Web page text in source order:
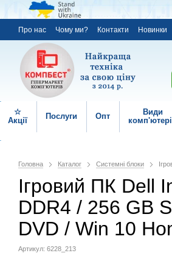
Про нас Чому ми? Контакти Новинки
☆
Акції
Послуги Опт
Види
Головна Каталог Системні блоки
Ігровий ПК Dell
DDR4 / 256 GB
DVD / Win 10
Артикул: 6228_213